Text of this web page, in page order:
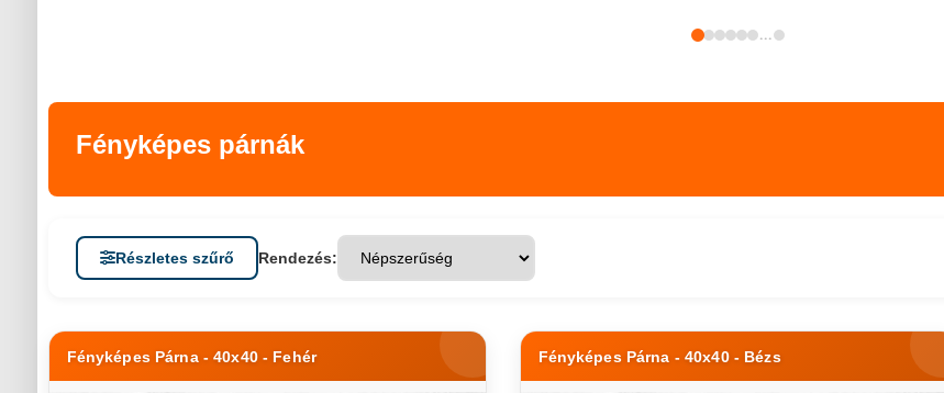
...
Fényképes párnák
Részletes szűrő Rendezés:
Fényképes Párna - 40x40 - Fehér Fényképes Párna - 40x40 - Bézs